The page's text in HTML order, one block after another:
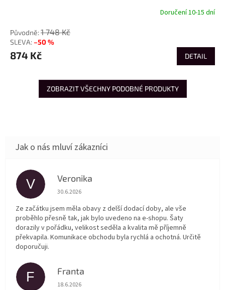
Doručení 10-15 dní
1 748 Kč
–50 %
874 Kč DETAIL
ZOBRAZIT VŠECHNY PODOBNÉ PRODUKTY
V Veronika
Hodnocení obchodu je 5 z 5 hvězdiček.
30.6.2026
Ze začátku jsem měla obavy z delší dodací doby, ale vše
proběhlo přesně tak, jak bylo uvedeno na e-shopu. Šaty
dorazily v pořádku, velikost seděla a kvalita mě příjemně
překvapila. Komunikace obchodu byla rychlá a ochotná. Určitě
doporučuji.
F Franta
Hodnocení obchodu je 5 z 5 hvězdiček.
18.6.2026